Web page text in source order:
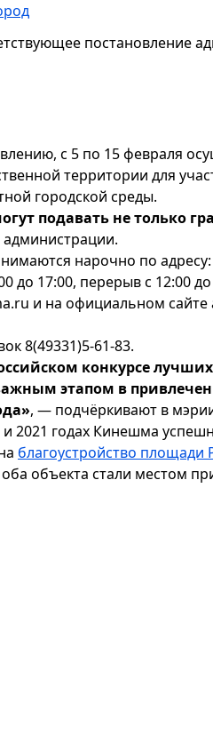
постановление
с 5 по 15 февраля
территории для
городской среды.
подавать не только
администрации.
нарочно по
до 17:00, перерыв с 12:00
и на официальном
8(49331)5-61-83.
конкурсе
этапом в
, — подчёркивают в
2021 годах Кинешма
благоустройство площади
объекта стали местом